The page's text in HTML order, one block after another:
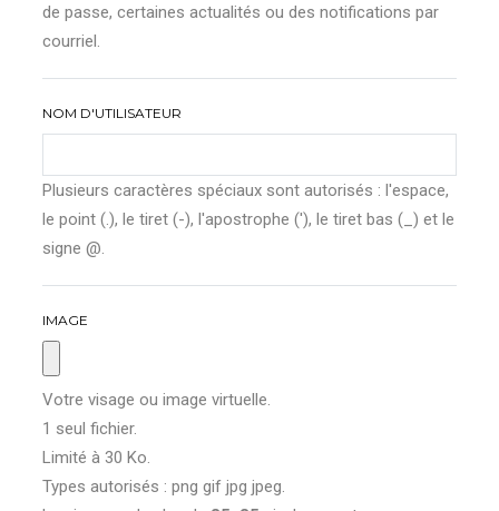
de passe, certaines actualités ou des notifications par
courriel.
NOM D'UTILISATEUR
Plusieurs caractères spéciaux sont autorisés : l'espace,
le point (.), le tiret (-), l'apostrophe ('), le tiret bas (_) et le
signe @.
IMAGE
Votre visage ou image virtuelle.
1 seul fichier.
Limité à 30 Ko.
Types autorisés : png gif jpg jpeg.